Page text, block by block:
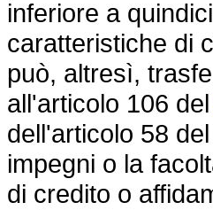
inferiore a
caratteristiche di
può, altresì,
all'articolo 106 del
dell'articolo 58
impegni o la
di credito o